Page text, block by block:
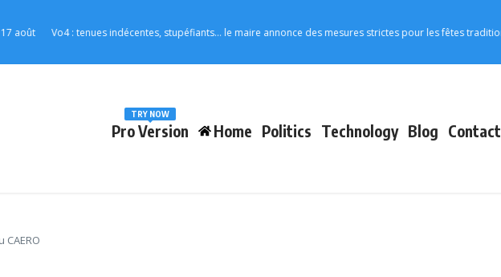
Vo4 : tenues indécentes, stupéfiants… le maire annonce des mesures strictes pour les fêtes traditionnelles
Pro Version
TRY NOW
Home Politics Technology Blog Contact